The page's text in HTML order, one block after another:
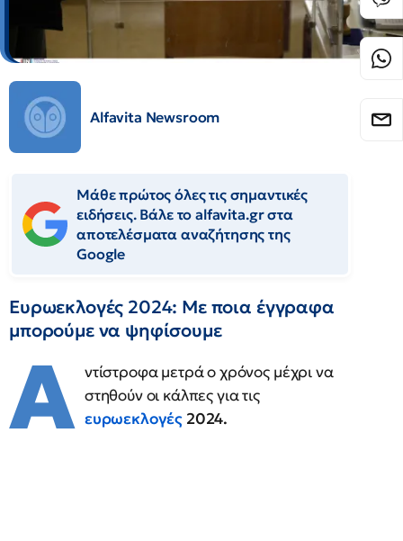
Alfavita Newsroom
Μάθε πρώτος όλες τις σημαντικές
ειδήσεις. Βάλε το alfavita.gr στα
αποτελέσματα αναζήτησης της
Google
Ευρωεκλογές 2024: Με ποια έγγραφα
μπορoύμε να ψηφίσουμε
Α ντίστροφα μετρά ο χρόνος μέχρι να
στηθούν οι κάλπες για τις
ευρωεκλογές 2024.